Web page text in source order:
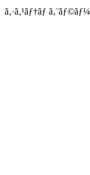
ã‚·ã‚¹ãƒ†ãƒ